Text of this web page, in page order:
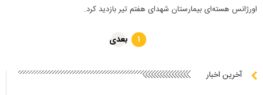
اورژانس هسته‌ای بیمارستان شهدای هفتم تیر بازدید کرد.
۱ بعدی
آخرین اخبار